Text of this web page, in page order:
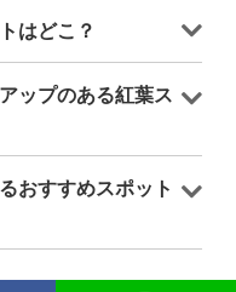
はどこ？
ップのある紅葉ス
おすすめスポット